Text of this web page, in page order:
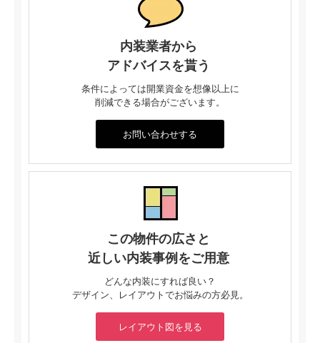
内装業者から
アドバイスを貰う
条件によっては開業資金を想像以上に
削減できる場合がございます。
お問い合わせする
この物件の広さと
近しい内装事例をご用意
どんな内装にすれば良い？
デザイン、レイアウトでお悩みの方必見。
レイアウト図を見る